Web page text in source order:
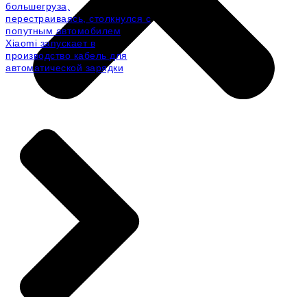
большегруза,
перестраиваясь, столкнулся с
попутным автомобилем
Xiaomi запускает в
производство кабель для
автоматической зарядки